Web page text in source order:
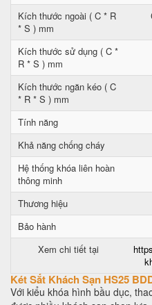
Kích thước ngoài ( C * R
* S ) mm
Kích thước sử dụng ( C *
R * S ) mm
Kích thước ngăn kéo ( C
* R * S ) mm
Tính năng
Khả năng chống cháy
Hệ thống khóa liên hoàn
thông minh
Thương hiệu
Bảo hành
Xem chi tiết tại
Két Sắt Khách Sạn HS25
Với kiểu khóa hình bầu dục,